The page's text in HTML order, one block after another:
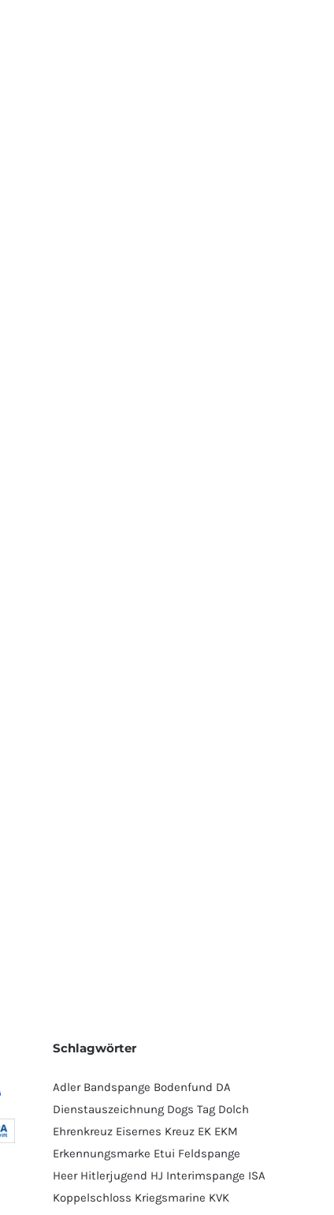
Schlagwörter
Adler Bandspange Bodenfund DA
Dienstauszeichnung Dogs Tag Dolch
Ehrenkreuz Eisernes Kreuz EK EKM
Erkennungsmarke Etui Feldspange
Heer Hitlerjugend HJ Interimspange ISA
Koppelschloss Kriegsmarine KVK